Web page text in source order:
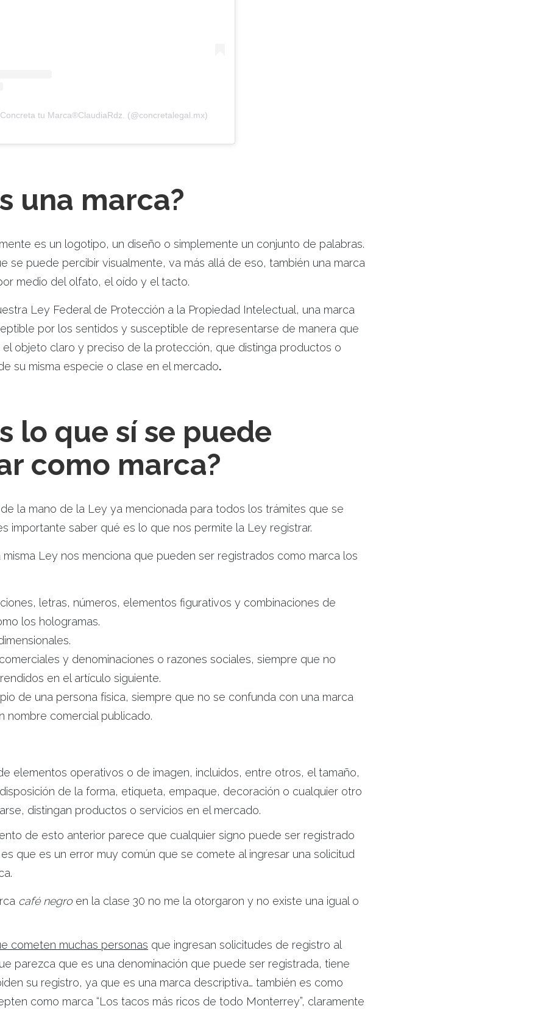
tu Marca®️ClaudiaRdz. (@concretalegal.mx)
una marca?
es un logotipo, un diseño o simplemente un conjunto de palabras.
se puede percibir visualmente, va más allá de eso, también una marca
medio del olfato, el oído y el tacto.
Ley Federal de Protección a la Propiedad Intelectual, una marca
por los sentidos y susceptible de representarse de manera que
el objeto claro y preciso de la protección, que distinga productos o
su misma especie o clase en el mercado.
lo que sí se puede
como marca?
de la mano de la Ley ya mencionada para todos los trámites que se
importante saber qué es lo que nos permite la Ley registrar.
misma Ley nos menciona que pueden ser registrados como marca los
letras, números, elementos figurativos y combinaciones de
los hologramas.
y denominaciones o razones sociales, siempre que no
en el artículo siguiente.
de una persona física, siempre que no se confunda con una marca
nombre comercial publicado.
elementos operativos o de imagen, incluidos, entre otros, el tamaño,
de la forma, etiqueta, empaque, decoración o cualquier otro
distingan productos o servicios en el mercado.
de esto anterior parece que cualquier signo puede ser registrado
que es un error muy común que se comete al ingresar una solicitud
café negroen la clase 30 no me la otorgaron y no existe una igual o
cometen muchas personas que ingresan solicitudes de registro al
parezca que es una denominación que puede ser registrada, tiene
su registro, ya que es una marca descriptiva… también es como
como marca “Los tacos más ricos de todo Monterrey”, claramente